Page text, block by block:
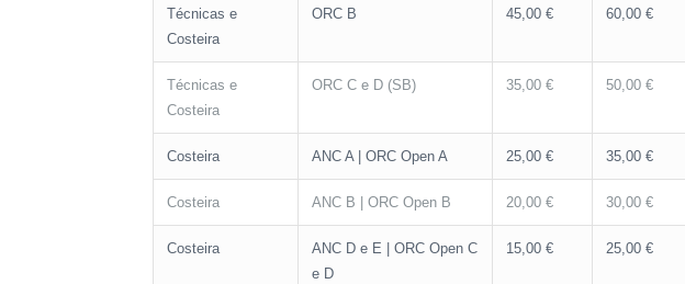
Técnicas e
Costeira
ORC B 45,00 € 60,00 €
Técnicas e
Costeira
ORC C e D (SB) 35,00 € 50,00 €
Costeira ANC A | ORC Open A 25,00 € 35,00 €
Costeira ANC B | ORC Open B 20,00 € 30,00 €
Costeira
ANC D e E | ORC Open C
e D
15,00 € 25,00 €